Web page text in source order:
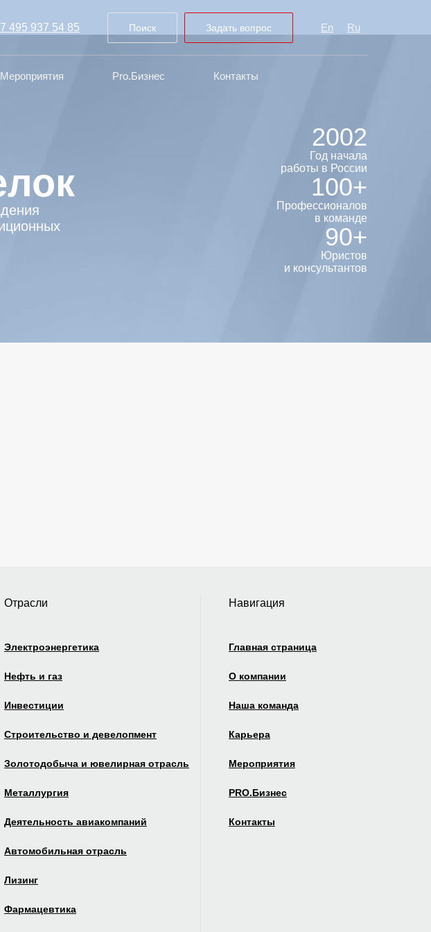
495 937 54 85 Поиск Задать вопрос En Ru
Мероприятия Pro.Бизнес Контакты
2002
Год начала
работы в России
100+
Профессионалов
в команде
90+
Юристов
и консультантов
Автомобильная отрасль
Деятельность авиакомпаний
Металлургия
Фармацевтика
Лизинг
Золотодобыча и ювелирная отрасль
Строительство и девелопмент
Инвестиции
Нефть и газ
Электроэнергетика
Отрасли
Контакты
PRO.Бизнес
Мероприятия
Карьера
Наша команда
О компании
Главная страница
Навигация